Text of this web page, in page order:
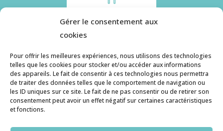
Gérer le consentement aux
cookies
Pour offrir les meilleures expériences, nous utilisons des technologies
telles que les cookies pour stocker et/ou accéder aux informations
des appareils. Le fait de consentir à ces technologies nous permettra
de traiter des données telles que le comportement de navigation ou
les ID uniques sur ce site. Le fait de ne pas consentir ou de retirer son
consentement peut avoir un effet négatif sur certaines caractéristiques
et fonctions.
Histoire de pâtes utilise des cookies. Pour en
savoir plus, ainsi que sur la politique de
confidentialité, cliquez ici.